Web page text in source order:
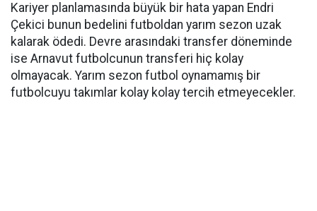
Kariyer planlamasında büyük bir hata yapan Endri
Çekici bunun bedelini futboldan yarım sezon uzak
kalarak ödedi. Devre arasındaki transfer döneminde
ise Arnavut futbolcunun transferi hiç kolay
olmayacak. Yarım sezon futbol oynamamış bir
futbolcuyu takımlar kolay kolay tercih etmeyecekler.